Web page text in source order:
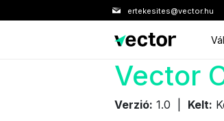
ertekesites@vector.hu
Vector
Verzió: 1.0 | Kelt: